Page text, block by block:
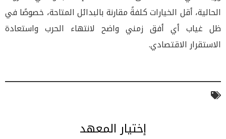
الحالية، أقل الخيارات كلفةً مقارنة بالبدائل المتاحة، خصوصًا في
ظل غياب أي أفق زمني واضح لانتهاء الحرب واستعادة
الاستقرار الاقتصادي.
إختيار المعهد